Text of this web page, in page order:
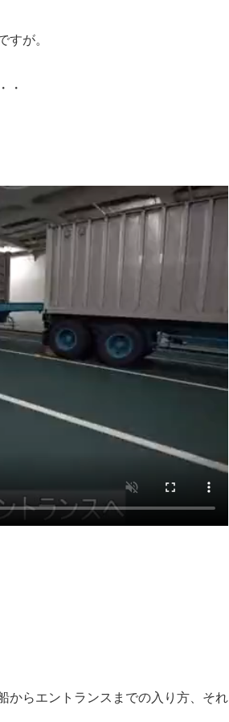
すが。
・
からエントランスまでの入り方、それ